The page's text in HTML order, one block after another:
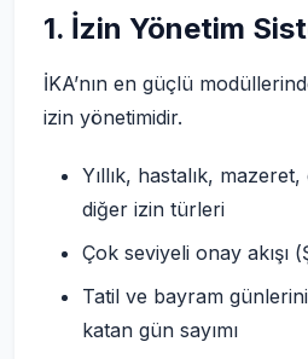
1. İzin Yönetim
İKA’nın en güçlü
izin yönetimidir.
Yıllık, hastalık,
diğer izin türleri
Çok seviyeli onay
Tatil ve bayram
katan gün sayımı